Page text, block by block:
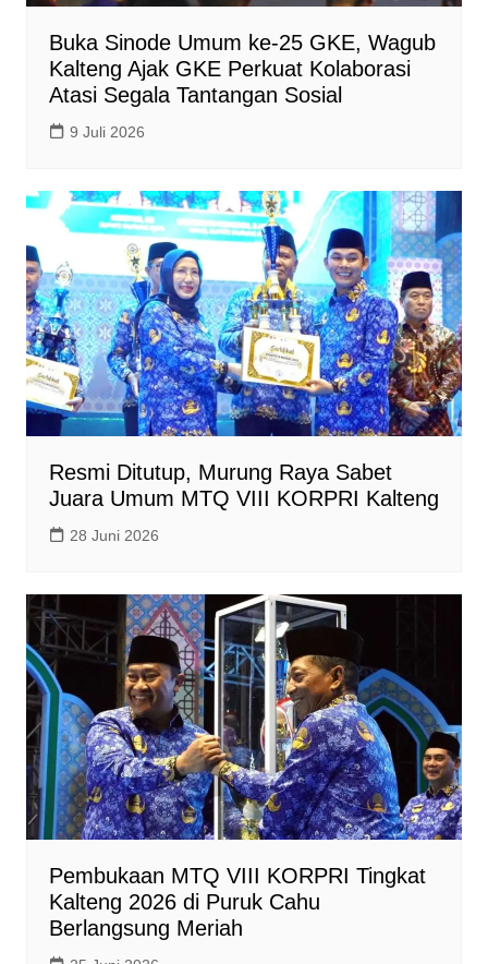
Buka Sinode Umum ke-25 GKE, Wagub
Kalteng Ajak GKE Perkuat Kolaborasi
Atasi Segala Tantangan Sosial
9 Juli 2026
Resmi Ditutup, Murung Raya Sabet
Juara Umum MTQ VIII KORPRI Kalteng
28 Juni 2026
Pembukaan MTQ VIII KORPRI Tingkat
Kalteng 2026 di Puruk Cahu
Berlangsung Meriah